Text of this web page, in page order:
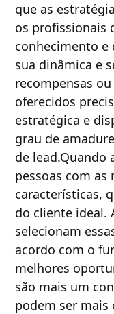
que as
os profissionais
conhecimento e
sua dinâmica e
recompensas
oferecidos
estratégica e
grau de
de lead.Quando
pessoas com as
características,
do cliente ideal.
selecionam
acordo com o
melhores
são mais um
podem ser mais